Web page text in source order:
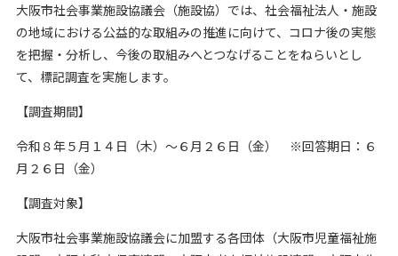
大阪市社会事業施設協議会（施設協）では、社会福祉法人・施設
の地域における公益的な取組みの推進に向けて、コロナ後の実態
を把握・分析し、今後の取組みへとつなげることをねらいとし
て、標記調査を実施します。
【調査期間】
令和８年５月１４日（木）～６月２６日（金） ※回答期日：６
月２６日（金）
【調査対象】
大阪市社会事業施設協議会に加盟する各団体（大阪市児童福祉施